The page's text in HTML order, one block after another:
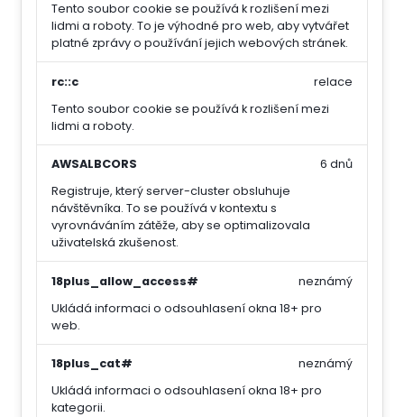
Tento soubor cookie se používá k rozlišení mezi
lidmi a roboty. To je výhodné pro web, aby vytvářet
platné zprávy o používání jejich webových stránek.
rc::c
Tento soubor cookie se používá k rozlišení mezi
lidmi a roboty.
relace
AWSALBCORS
Registruje, který server-cluster obsluhuje
návštěvníka. To se používá v kontextu s
vyrovnáváním zátěže, aby se optimalizovala
uživatelská zkušenost.
6 dnů
18plus_allow_access#
Ukládá informaci o odsouhlasení okna 18+ pro
web.
neznámý
18plus_cat#
Ukládá informaci o odsouhlasení okna 18+ pro
kategorii.
neznámý